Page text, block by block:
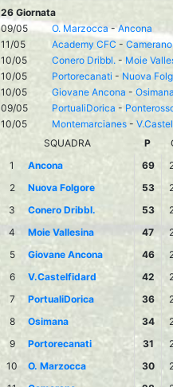
26 Giornata
09/05
O. Marzocca-Ancona
11/05
Academy CFC - Camerano
10/05
Conero Dribbl. - Moie
10/05
Portorecanati - Nuova
10/05
Giovane Ancona - Osimana
09/05
PortualiDorica -
10/05
Montemarcianes -
SQUADRA
P
1
Ancona 69
2
Nuova Folgore 53
3
Conero Dribbl. 53
4
Moie Vallesina 47
5
Giovane Ancona 46
6
V.Castelfidard 42
7
PortualiDorica 36
8
Osimana 34
9
Portorecanati 31
10
O. Marzocca 30